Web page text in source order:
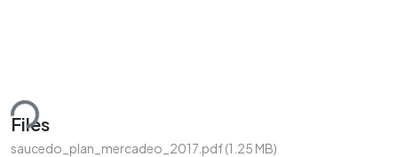
Files
saucedo_plan_mercadeo_2017.pdf(1.25 MB)